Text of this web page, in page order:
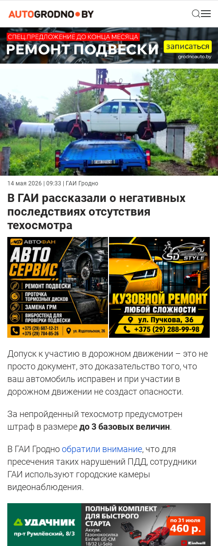
14 мая 2026 | 09:33 | ГАИ Гродно
В ГАИ рассказали о негативных
последствиях отсутствия
техосмотра
Допуск к участию в дорожном движении – это не
просто документ, это доказательство того, что
ваш автомобиль исправен и при участии в
дорожном движении не создаст опасности.
За непройденный техосмотр предусмотрен
штраф в размередо 3 базовых величин.
В ГАИ Гроднообратили внимание, что для
пресечения таких нарушений ПДД, сотрудники
ГАИ используют городские камеры
видеонаблюдения.